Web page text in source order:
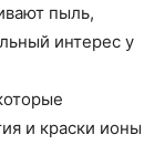
пыль,
интерес у
и краски ионы